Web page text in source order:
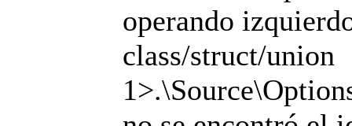
operando
class/struct/union